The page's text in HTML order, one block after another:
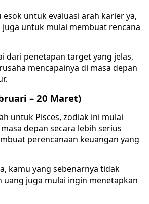
untuk evaluasi arah karier ya,
juga untuk mulai membuat rencana
dari penetapan target yang jelas,
mencapainya di masa depan
– 20 Maret)
untuk Pisces, zodiak ini mulai
depan secara lebih serius
perencanaan keuangan yang
kamu yang sebenarnya tidak
juga mulai ingin menetapkan